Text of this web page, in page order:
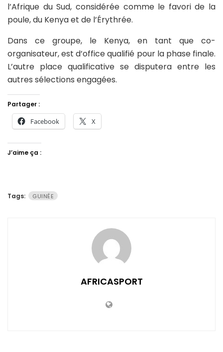
l’Afrique du Sud, considérée comme le favori de la
poule, du Kenya et de l’Érythrée.
Dans ce groupe, le Kenya, en tant que co-
organisateur, est d’office qualifié pour la phase finale.
L’autre place qualificative se disputera entre les
autres sélections engagées.
Partager :
Facebook X
J’aime ça :
Tags: GUINÉE
AFRICASPORT